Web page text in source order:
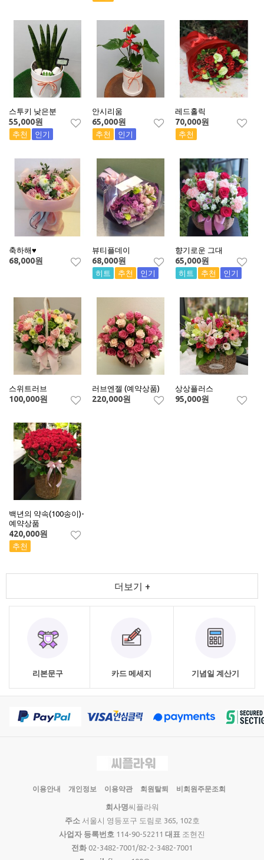
스투키 낮은분
55,000원
추천 인기
안시리움
65,000원
추천 인기
레드홀릭
70,000원
추천
축하해♥
68,000원
뷰티플데이
68,000원
히트 추천 인기
향기로운 그대
65,000원
히트 추천 인기
스위트러브
100,000원
러브엔젤 (예약상품)
220,000원
상상플러스
95,000원
백년의 약속(100송이)-
예약상품
420,000원
추천
더보기 +
리본문구 카드 메세지 기념일 계산기
이용안내 개인정보 이용약관 회원탈퇴 비회원주문조회
회사명 씨플라워
주소서울시 영등포구 도림로 365, 102호
사업자 등록번호 114-90-52211 대표 조현진
전화 02-3482-7001/82-2-3482-7001